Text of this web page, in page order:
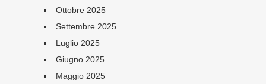
Ottobre 2025
Settembre 2025
Luglio 2025
Giugno 2025
Maggio 2025